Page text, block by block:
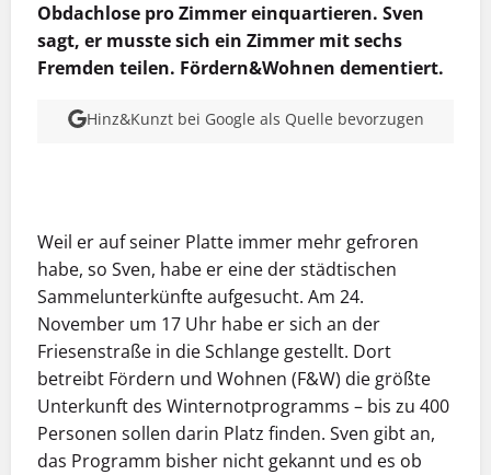
Obdachlose pro Zimmer einquartieren. Sven
sagt, er musste sich ein Zimmer mit sechs
Fremden teilen. Fördern&Wohnen dementiert.
Hinz&Kunzt bei Google als Quelle bevorzugen
Weil er auf seiner Platte immer mehr gefroren
habe, so Sven, habe er eine der städtischen
Sammelunterkünfte aufgesucht. Am 24.
November um 17 Uhr habe er sich an der
Friesenstraße in die Schlange gestellt. Dort
betreibt Fördern und Wohnen (F&W) die größte
Unterkunft des Winternotprogramms – bis zu 400
Personen sollen darin Platz finden. Sven gibt an,
das Programm bisher nicht gekannt und es ob